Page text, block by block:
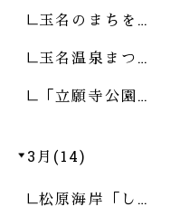
玉名のまちを…
玉名温泉まつ…
「立願寺公園…
3月(14)
松原海岸「し…